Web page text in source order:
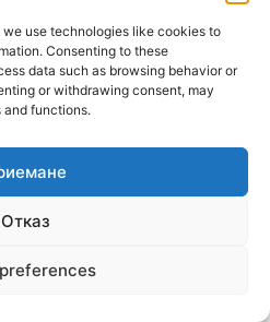
use technologies like cookies to
Consenting to these
data such as browsing behavior or
or withdrawing consent, may
functions.
Отказ
бре ….